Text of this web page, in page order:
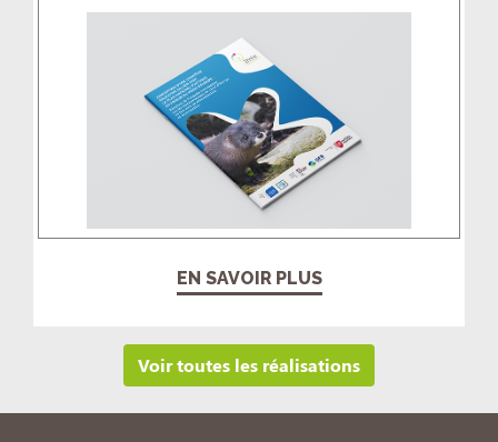
EN SAVOIR PLUS
Voir toutes les réalisations